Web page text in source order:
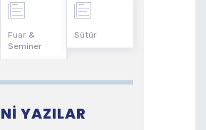
Fuar &
Seminer
Sütür
YAZILAR